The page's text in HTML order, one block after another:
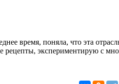
время, поняла, что эта
экспериментирую с